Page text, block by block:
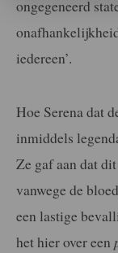
ongegeneerd
iedereen’.
Hoe Serena dat
inmiddels
Ze gaf aan dat
vanwege de
een lastige
het hier over een